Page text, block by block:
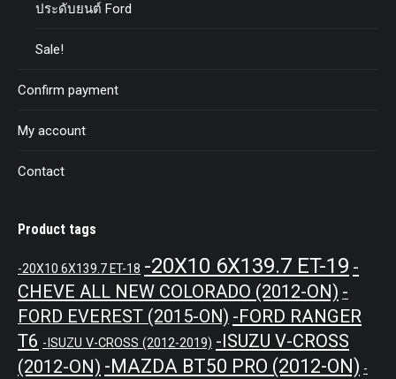
ประดับยนต์ Ford
Sale!
Confirm payment
My account
Contact
Product tags
-20X10 6X139.7 ET-18 -20X10 6X139.7 ET-19 -
CHEVE ALL NEW COLORADO (2012-ON) -
FORD EVEREST (2015-ON) -FORD RANGER
T6 -ISUZU V-CROSS (2012-2019) -ISUZU V-CROSS
(2012-ON) -MAZDA BT50 PRO (2012-ON) -